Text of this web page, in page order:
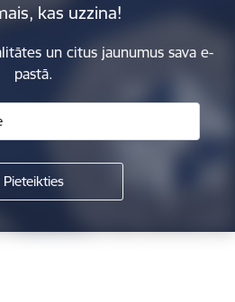
kas uzzina!
un citus jaunumus sava e-
pastā.